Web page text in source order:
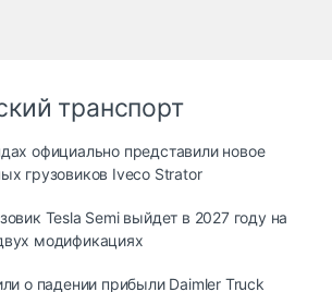
транспорт
официально представили новое
грузовиков Iveco Strator
Tesla Semi выйдет в 2027 году на
модификациях
о падении прибыли Daimler Truck